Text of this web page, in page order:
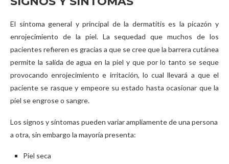
El síntoma general y principal de la dermatitis es la picazón y
enrojecimiento de la piel. La sequedad que muchos de los
pacientes refieren es gracias a que se cree que la barrera cutánea
permite la salida de agua en la piel y que por lo tanto se seque
provocando enrojecimiento e irritación, lo cual llevará a que el
paciente se rasque y empeore su estado hasta ocasionar que la
piel se engrose o sangre.
Los signos y síntomas pueden variar ampliamente de una persona
a otra, sin embargo la mayoría presenta:
Piel seca